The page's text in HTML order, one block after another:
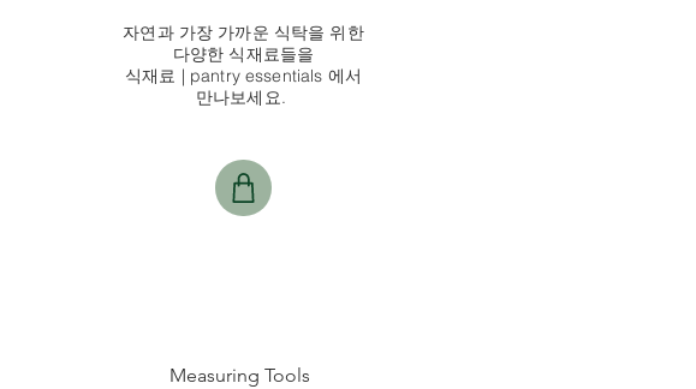
자연과 가장 가까운 식탁을 위한
다양한 식재료들을
식재료 | pantry essentials 에서
만나보세요.
Measuring Tools